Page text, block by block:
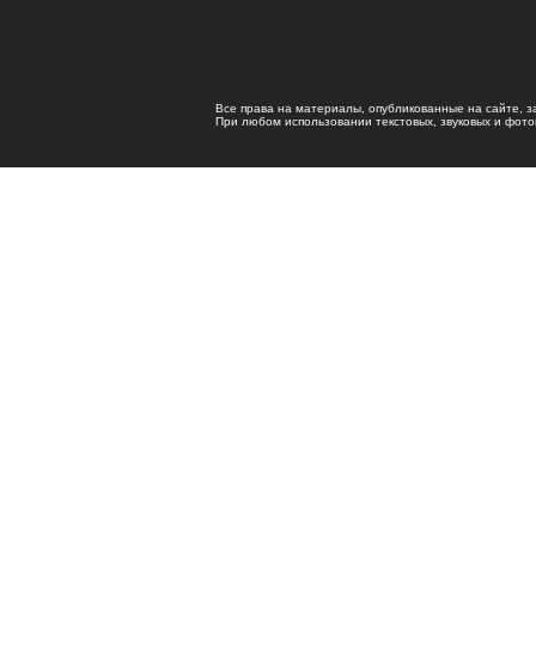
Все права на материалы, опубликованные на сайте,
При любом использовании текстовых, звуковых и